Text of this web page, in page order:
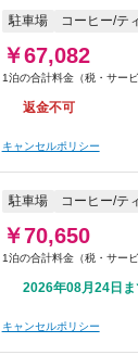
キャンセルポリシー
朝食 駐車場 通信
￥50,747
キャンセルポリシー
駐車場 コーヒー/テ
￥67,082
税・サー
返金不可
キャンセルポリシー
駐車場 コーヒー/テ
￥70,650
税・サー
2026年08月24日
キャンセルポリシー